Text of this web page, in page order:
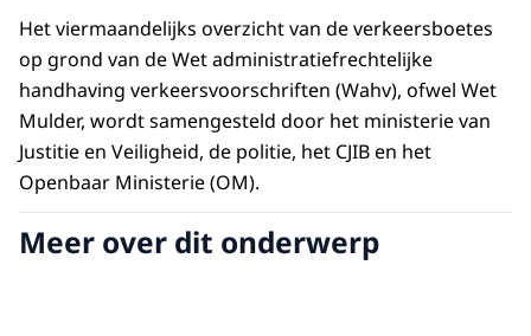
Het viermaandelijks overzicht van de verkeersboetes
op grond van de Wet administratiefrechtelijke
handhaving verkeersvoorschriften (Wahv), ofwel Wet
Mulder, wordt samengesteld door het ministerie van
Justitie en Veiligheid, de politie, het CJIB en het
Openbaar Ministerie (OM).
Meer over dit onderwerp